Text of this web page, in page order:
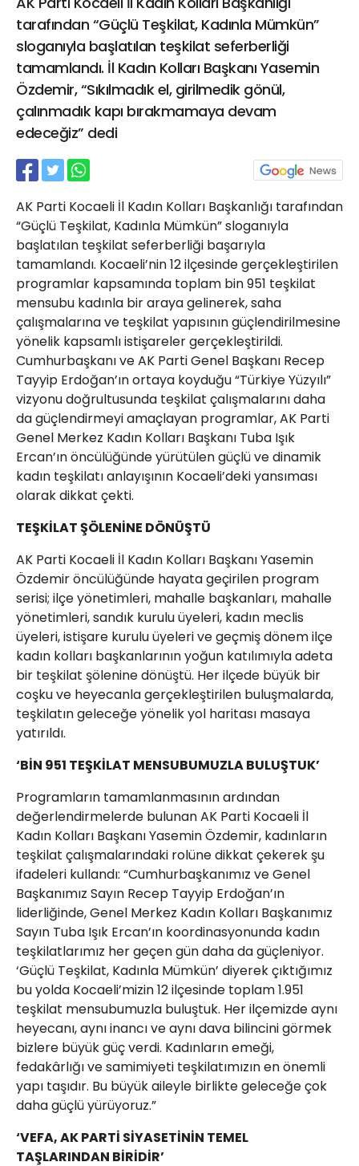
tarafından “Güçlü Teşkilat, Kadınla Mümkün”
sloganıyla başlatılan teşkilat seferberliği
tamamlandı. İl Kadın Kolları Başkanı Yasemin
Özdemir, “Sıkılmadık el, girilmedik gönül,
çalınmadık kapı bırakmamaya devam
edeceğiz” dedi
AK Parti Kocaeli İl Kadın Kolları Başkanlığı tarafından
“Güçlü Teşkilat, Kadınla Mümkün” sloganıyla
başlatılan teşkilat seferberliği başarıyla
tamamlandı. Kocaeli’nin 12 ilçesinde gerçekleştirilen
programlar kapsamında toplam bin 951 teşkilat
mensubu kadınla bir araya gelinerek, saha
çalışmalarına ve teşkilat yapısının güçlendirilmesine
yönelik kapsamlı istişareler gerçekleştirildi.
Cumhurbaşkanı ve AK Parti Genel Başkanı Recep
Tayyip Erdoğan’ın ortaya koyduğu “Türkiye Yüzyılı”
vizyonu doğrultusunda teşkilat çalışmalarını daha
da güçlendirmeyi amaçlayan programlar, AK Parti
Genel Merkez Kadın Kolları Başkanı Tuba Işık
Ercan’ın öncülüğünde yürütülen güçlü ve dinamik
kadın teşkilatı anlayışının Kocaeli’deki yansıması
olarak dikkat çekti.
TEŞKİLAT ŞÖLENİNE DÖNÜŞTÜ
AK Parti Kocaeli İl Kadın Kolları Başkanı Yasemin
Özdemir öncülüğünde hayata geçirilen program
serisi; ilçe yönetimleri, mahalle başkanları, mahalle
yönetimleri, sandık kurulu üyeleri, kadın meclis
üyeleri, istişare kurulu üyeleri ve geçmiş dönem ilçe
kadın kolları başkanlarının yoğun katılımıyla adeta
bir teşkilat şölenine dönüştü. Her ilçede büyük bir
coşku ve heyecanla gerçekleştirilen buluşmalarda,
teşkilatın geleceğe yönelik yol haritası masaya
yatırıldı.
‘BİN 951 TEŞKİLAT MENSUBUMUZLA BULUŞTUK’
Programların tamamlanmasının ardından
değerlendirmelerde bulunan AK Parti Kocaeli İl
Kadın Kolları Başkanı Yasemin Özdemir, kadınların
teşkilat çalışmalarındaki rolüne dikkat çekerek şu
ifadeleri kullandı: “Cumhurbaşkanımız ve Genel
Başkanımız Sayın Recep Tayyip Erdoğan’ın
liderliğinde, Genel Merkez Kadın Kolları Başkanımız
Sayın Tuba Işık Ercan’ın koordinasyonunda kadın
teşkilatlarımız her geçen gün daha da güçleniyor.
‘Güçlü Teşkilat, Kadınla Mümkün’ diyerek çıktığımız
bu yolda Kocaeli’mizin 12 ilçesinde toplam 1.951
teşkilat mensubumuzla buluştuk. Her ilçemizde aynı
heyecanı, aynı inancı ve aynı dava bilincini görmek
bizlere büyük güç verdi. Kadınların emeği,
fedakârlığı ve samimiyeti teşkilatımızın en önemli
yapı taşıdır. Bu büyük aileyle birlikte geleceğe çok
daha güçlü yürüyoruz.”
‘VEFA, AK PARTİ SİYASETİNİN TEMEL
TAŞLARINDAN BİRİDİR’
21 Gölcük
02624132333
haber@golcukpostasi.com